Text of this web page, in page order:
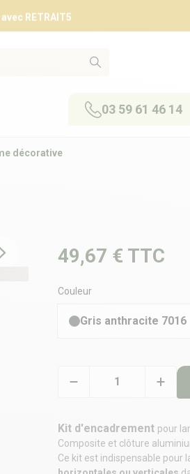
RETRAIT5
03 59 61 46 14
décorative
49,67 € TTC
Couleur
Gris anthracite 7016
Kit d'encadrement pour
Composite et clôture
Ce kit est indispensable pour